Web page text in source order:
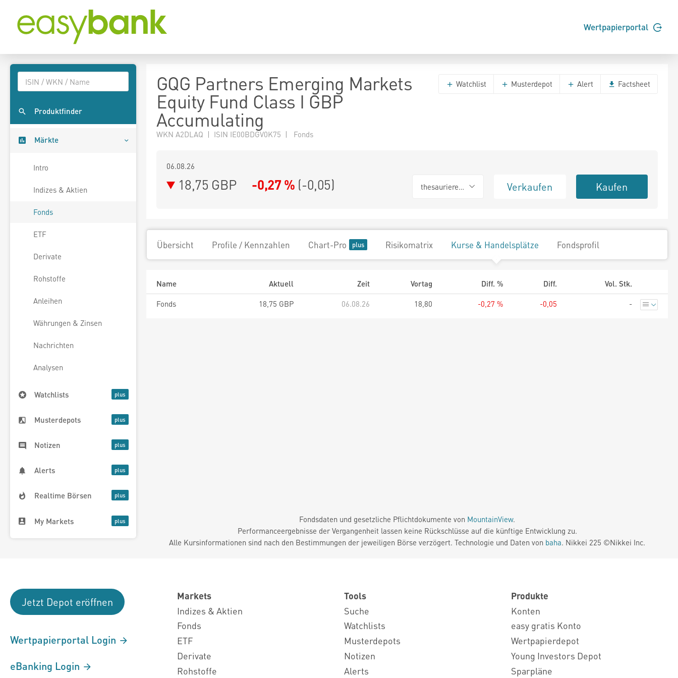
Wertpapierportal
Produktfinder
Märkte
Intro
Indizes & Aktien
Fonds
ETF
Derivate
Rohstoffe
Anleihen
Währungen & Zinsen
Nachrichten
Analysen
Watchlists
Musterdepots
Notizen
Alerts
Realtime Börsen
My Markets
GQG Partners Emerging Markets
Equity Fund Class I GBP
Accumulating
WKN A2DLAQ | ISIN IE00BDGV0K75 | Fonds
Watchlist Musterdepot Alert Factsheet
06.08.26
18,75 GBP -0,27 % (-0,05) thesaurierend Verkaufen Kaufen
Übersicht Profile / Kennzahlen Chart-Pro Risikomatrix Kurse & Handelsplätze Fondsprofil
Name Aktuell Zeit Vortag Diff. % Diff.
Vol. Stk.
Fonds
18,75 GBP 06.08.26 18,80 -0,27 % -0,05 -
Fondsdaten und gesetzliche Pflichtdokumente von MountainView.
Performanceergebnisse der Vergangenheit lassen keine Rückschlüsse auf die künftige Entwicklung zu.
Alle Kursinformationen sind nach den Bestimmungen der jeweiligen Börse verzögert. Technologie und Daten von baha. Nikkei 225 ©Nikkei Inc.
Jetzt Depot eröffnen
Wertpapierportal Login
eBanking Login
Markets
Indizes & Aktien
Fonds
ETF
Derivate
Rohstoffe
Tools
Suche
Watchlists
Musterdepots
Notizen
Alerts
Produkte
Konten
easy gratis Konto
Wertpapierdepot
Young Investors Depot
Sparpläne